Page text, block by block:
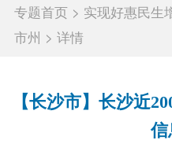
专题首页 > 实现好惠民生
市州 > 详情
【长沙市】长沙近
信